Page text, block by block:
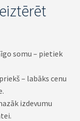
somu – pietiek
– labāks cenu
izdevumu